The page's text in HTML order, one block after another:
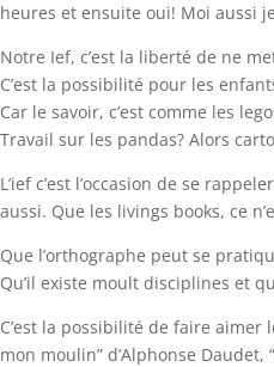
heures et ensuite oui! Moi aussi
Notre Ief, c’est la liberté de ne
C’est la possibilité pour les
Car le savoir, c’est comme les
Travail sur les pandas? Alors
L’ief c’est l’occasion de se
aussi. Que les livings books, ce
Que l’orthographe peut se
Qu’il existe moult disciplines et
C’est la possibilité de faire aimer
mon moulin” d’Alphonse Daudet,